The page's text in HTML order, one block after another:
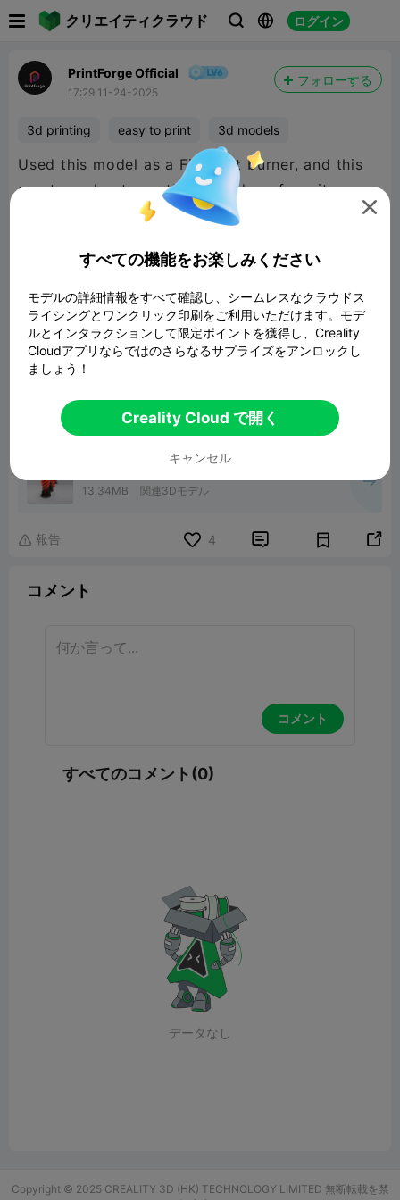
クリエイティクラウド   ログイン
PrintForge Official
17:29 11-24-2025
フォローする
3d printing easy to print 3d models
Used this model as a Filament burner, and this
one turned out great! Also had my favorite
00:37

480P LD
13.34MB 関連3Dモデル
 報告 4  
コメント
コメント
すべてのコメント(0)
データなし
Copyright © 2025 CREALITY 3D (HK) TECHNOLOGY LIMITED 無断転載を禁

すべての機能をお楽しみください
モデルの詳細情報をすべて確認し、シームレスなクラウドス
ライシングとワンクリック印刷をご利用いただけます。モデ
ルとインタラクションして限定ポイントを獲得し、Creality
Cloudアプリならではのさらなるサプライズをアンロックし
ましょう！
Creality Cloud で開く
キャンセル